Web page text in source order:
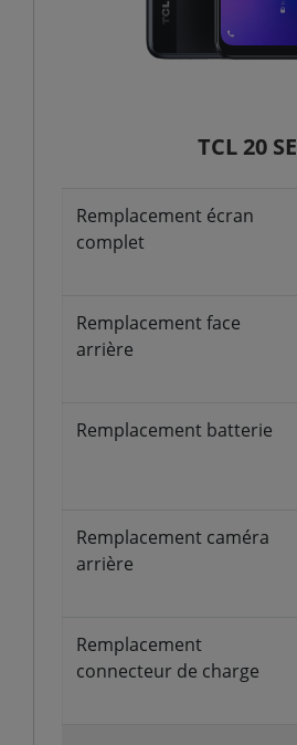
TCL 20 SE
Remplacement écran
complet
Remplacement face
arrière
Remplacement batterie
Remplacement caméra
arrière
Remplacement
connecteur de charge